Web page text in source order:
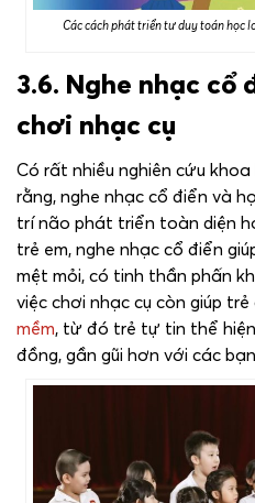
Các cách phát triển tư duy toán học
3.6. Nghe nhạc cổ
chơi nhạc cụ
Có rất nhiều nghiên cứu
rằng, nghe nhạc cổ điển và
trí não phát triển toàn diện
trẻ em, nghe nhạc cổ điển
mệt mỏi, có tinh thần phấn
việc chơi nhạc cụ còn giúp
mềm, từ đó trẻ tự tin thể
đồng, gần gũi hơn với các